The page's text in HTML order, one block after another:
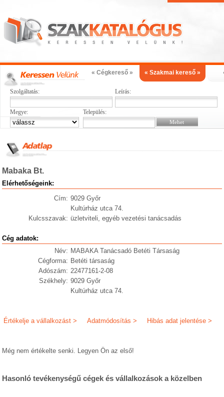
« Cégkereső » « Szakmai kereső »
Szolgáltatás: Leírás:
Megye: Település:
Mabaka Bt.
Elérhetőségeink:
Cím: 9029 Győr
Kultúrház utca 74.
Kulcsszavak: üzletviteli, egyéb vezetési tanácsadás
Cég adatok:
Név: MABAKA Tanácsadó Betéti Társaság
Cégforma: Betéti társaság
Adószám: 22477161-2-08
Székhely: 9029 Győr
Kultúrház utca 74.
Hibás adat jelentése >
Adatmódosítás >
Értékelje a vállalkozást >
Még nem értékelte senki. Legyen Ön az első!
Hasonló tevékenységű cégek és vállalkozások a közelben